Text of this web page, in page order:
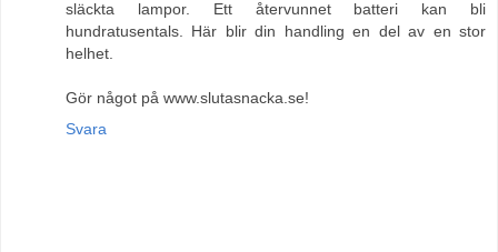
släckta lampor. Ett återvunnet batteri kan bli
hundratusentals. Här blir din handling en del av en stor
helhet.
Gör något på www.slutasnacka.se!
Svara